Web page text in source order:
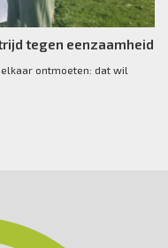
tegen eenzaamheid
ontmoeten: dat wil